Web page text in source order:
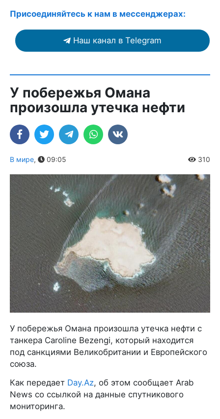
Присоединяйтесь к нам в мессенджерах:
Наш канал в Telegram
У побережья Омана
произошла утечка нефти
В мире, 09:05 310
У побережья Омана произошла утечка нефти с
танкера Caroline Bezengi, который находится
под санкциями Великобритании и Европейского
союза.
Как передает Day.Az, об этом сообщает Arab
News со ссылкой на данные спутникового
мониторинга.